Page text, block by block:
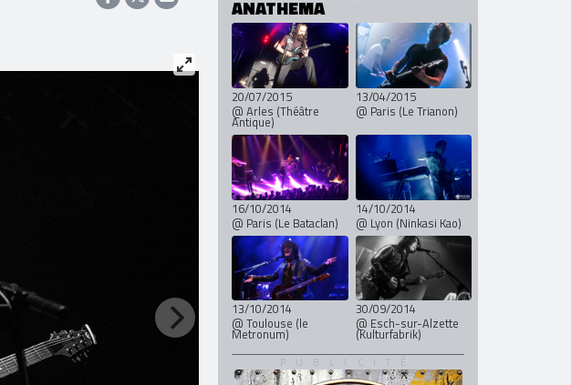
ANATHEMA
20/07/2015
@ Arles (Théâtre
Antique)
13/04/2015
@ Paris (Le Trianon)
16/10/2014
@ Paris (Le Bataclan)
14/10/2014
@ Lyon (Ninkasi Kao)
13/10/2014
@ Toulouse (le
Metronum)
30/09/2014
@ Esch-sur-Alzette
(Kulturfabrik)